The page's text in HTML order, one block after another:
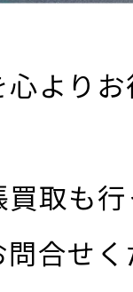
より
取も
合せ